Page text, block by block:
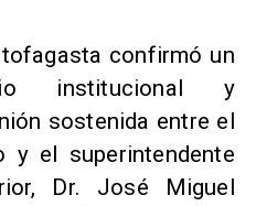
confirmó un
institucional y
sostenida entre el
y el superintendente
Dr. José Miguel